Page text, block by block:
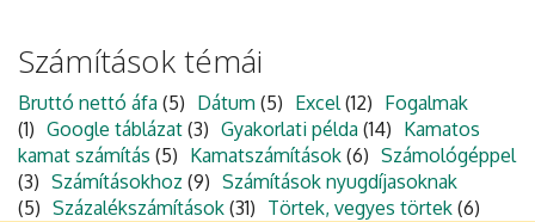
Számítások témái
Bruttó nettó áfa (5) Dátum (5) Excel(12) Fogalmak
(1) Google táblázat (3) Gyakorlati példa (14) Kamatos
kamat számítás (5) Kamatszámítások (6) Számológéppel
(3) Számításokhoz (9) Számítások nyugdíjasoknak
(5) Százalékszámítások (31) Törtek, vegyes törtek (6)